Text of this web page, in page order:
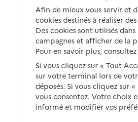
Afin de mieux vous servir et
cookies destinés à réaliser
Des cookies sont utilisés
campagnes et afficher de la
Pour en savoir plus,
Si vous cliquez sur « Tout
sur votre terminal lors de
déposés. Si vous cliquez sur
vous consentez. Votre choix
informé et modifier vos